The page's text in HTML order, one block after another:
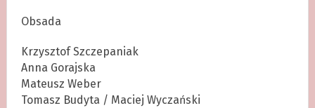
Obsada
Krzysztof Szczepaniak
Anna Gorajska
Mateusz Weber
Tomasz Budyta / Maciej Wyczański